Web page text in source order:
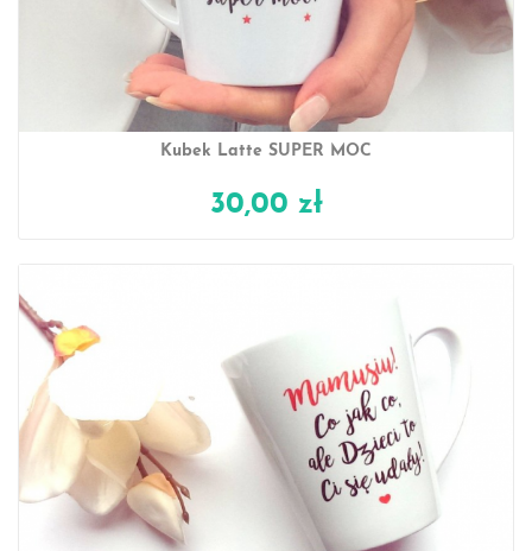
Kubek Latte SUPER MOC
30,00 zł